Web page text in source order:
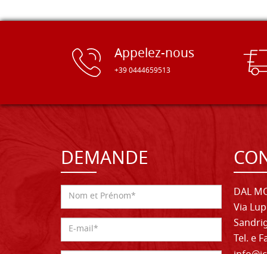
Appelez-nous
+39 0444659513
DEMANDE
DAL
Via
Tel. e